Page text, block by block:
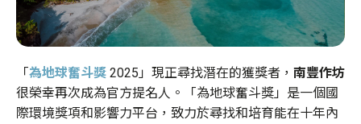
「為地球奮斗獎 2025」現正尋找潛在的獲獎者， 南豐作坊
很榮幸再次成為官方提名人。「為地球奮斗獎」是一個國
際環境獎項和影響力平台，致力於尋找和培育能在十年內
Job
READ